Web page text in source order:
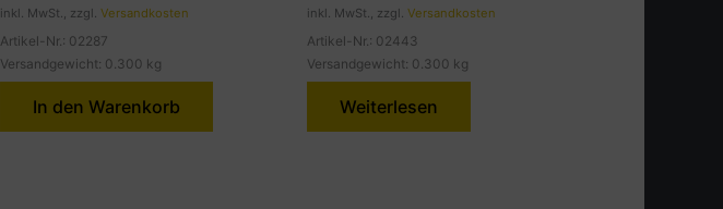
inkl. MwSt., zzgl. Versandkosten
Artikel-Nr.: 02287
Versandgewicht: 0.300 kg
In den Warenkorb
inkl. MwSt., zzgl. Versandkosten
Artikel-Nr.: 02443
Versandgewicht: 0.300 kg
Weiterlesen